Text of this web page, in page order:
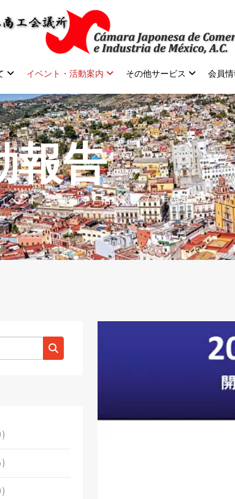
イベント・活動案内 その他サービス 会員情
報告
ベント・活動案内 活動報告 4月例会（4/17）